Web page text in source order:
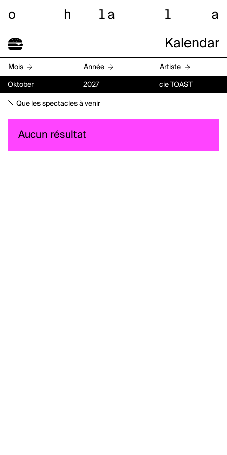
o h l a l a
Kalendar
Mois Année Artiste
Oktober 2027 cie TOAST
Que les spectacles à venir
Aucun résultat